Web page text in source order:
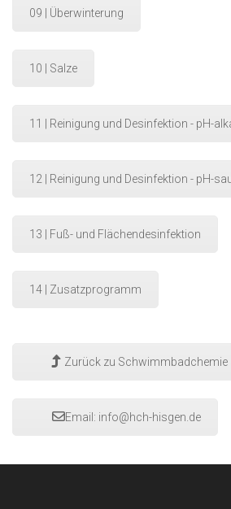
09 | Überwinterung
10 | Salze
11 | Reinigung und Desinfektion - pH-
12 | Reinigung und Desinfektion - pH-
13 | Fuß- und Flächendesinfektion
14 | Zusatzprogramm
Zurück zu Schwimmbadchemie
Email: info@hch-hisgen.de